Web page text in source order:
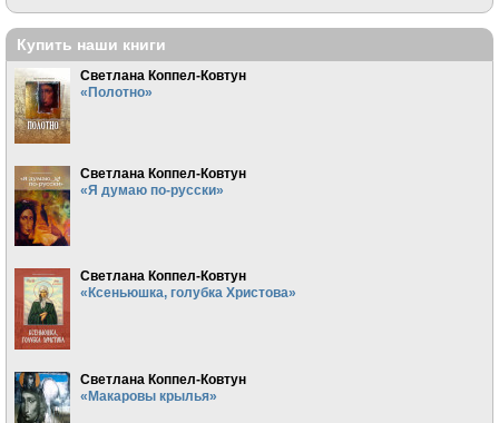
Купить наши книги
Светлана Коппел-Ковтун
«Полотно»
Светлана Коппел-Ковтун
«Я думаю по-русски»
Светлана Коппел-Ковтун
«Ксеньюшка, голубка Христова»
Светлана Коппел-Ковтун
«Макаровы крылья»